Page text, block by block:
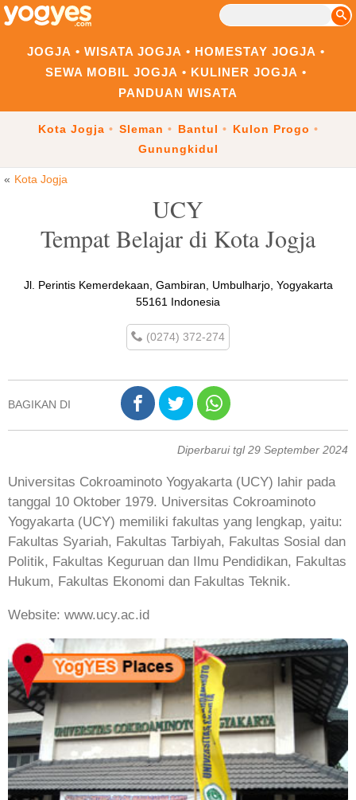
JOGJA WISATA JOGJA
HOMESTAY JOGJA
SEWA MOBIL JOGJA
KULINER JOGJA
PANDUAN WISATA
Kota Jogja Sleman Bantul
Kulon Progo
Gunungkidul
Kota Jogja
UCY
Tempat Belajar di Kota Jogja
Jl. Perintis Kemerdekaan, Gambiran, Umbulharjo, Yogyakarta
55161 Indonesia
(0274) 372-274
BAGIKAN DI
Diperbarui tgl 29 September 2024
Universitas Cokroaminoto Yogyakarta (UCY) lahir pada
tanggal 10 Oktober 1979. Universitas Cokroaminoto
Yogyakarta (UCY) memiliki fakultas yang lengkap, yaitu:
Fakultas Syariah, Fakultas Tarbiyah, Fakultas Sosial dan
Politik, Fakultas Keguruan dan Ilmu Pendidikan, Fakultas
Hukum, Fakultas Ekonomi dan Fakultas Teknik.
Website: www.ucy.ac.id